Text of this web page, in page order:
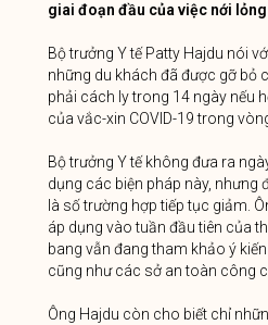
giai đoạn đầu của việc nới
Bộ trưởng Y tế Patty Hajdu nói
những du khách đã được gỡ bỏ
phải cách ly trong 14 ngày nếu
của vắc-xin COVID-19 trong
Bộ trưởng Y tế không đưa ra
dụng các biện pháp này, nhưng
là số trường hợp tiếp tục giảm.
áp dụng vào tuần đầu tiên của
bang vẫn đang tham khảo ý
cũng như các sở an toàn công
Ông Hajdu còn cho biết chỉ